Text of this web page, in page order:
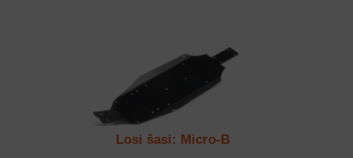
Losi šasi: Micro-B